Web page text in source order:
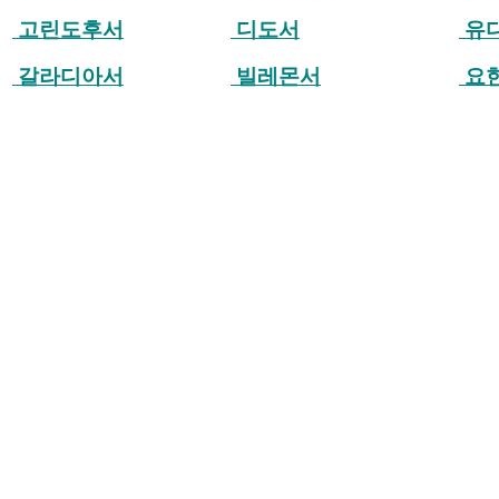
고린도후서
갈라디아서
디도서
빌레몬서
유
요